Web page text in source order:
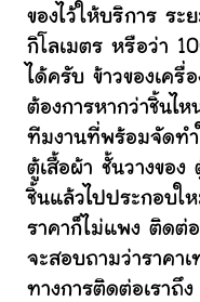
ของไว้ให้บริการ ระ
กิโลเมตร หรือว่า
ได้ครับ ข้าวของเครื่
ต้องการหากว่าชิ้นไ
ทีมงานที่พร้อมจัดท
ตู้เสื้อผ้า ชั้นวางขอ
ชิ้นแล้วไปประกอบใ
ราคาก็ไม่แพง ติดต่
จะสอบถามว่าราคา
ทางการติดต่อเราถึ